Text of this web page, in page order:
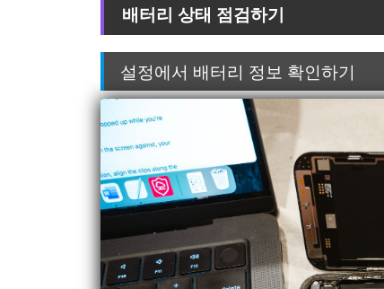
배터리 상태 점검하기
설정에서 배터리 정보 확인하기